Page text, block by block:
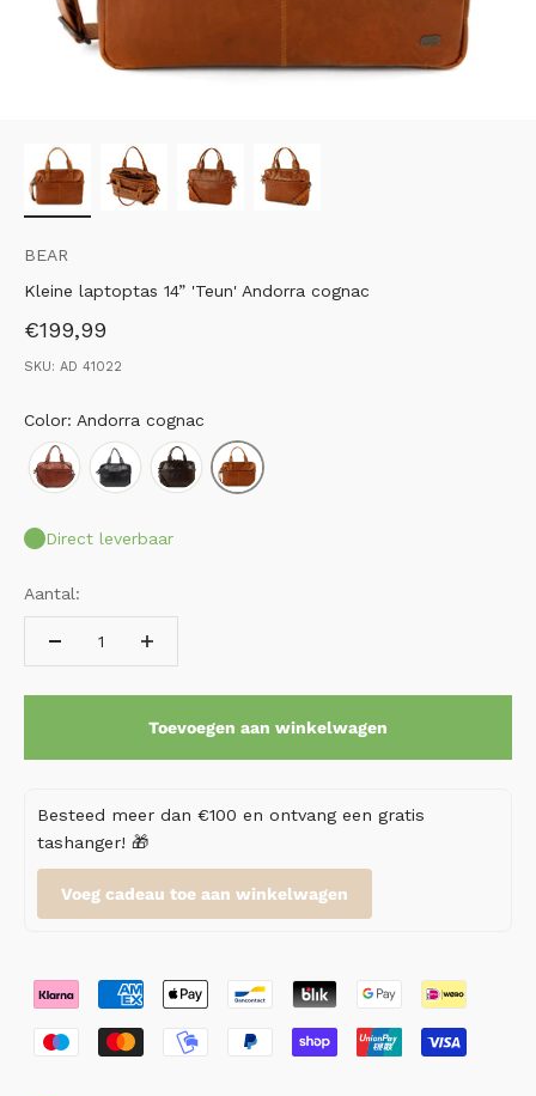
BEAR
Kleine laptoptas 14” 'Teun' Andorra cognac
Aanbiedingsprijs
€199,99
SKU: AD 41022
Color: Andorra cognac
Direct leverbaar
Aantal:
Toevoegen aan winkelwagen
Besteed meer dan €100 en ontvang een gratis
tashanger! 🎁
Voeg cadeau toe aan winkelwagen